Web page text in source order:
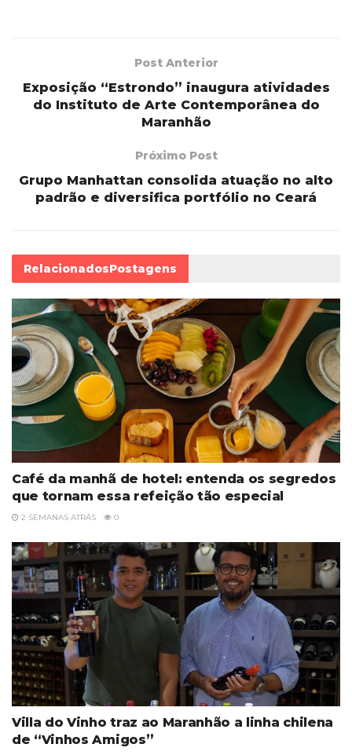
Post Anterior
Exposição “Estrondo” inaugura atividades
do Instituto de Arte Contemporânea do
Maranhão
Próximo Post
Grupo Manhattan consolida atuação no alto
padrão e diversifica portfólio no Ceará
RelacionadosPostagens
Café da manhã de hotel: entenda os segredos
que tornam essa refeição tão especial
2 SEMANAS ATRÁS 0
Villa do Vinho traz ao Maranhão a linha chilena
de “Vinhos Amigos”